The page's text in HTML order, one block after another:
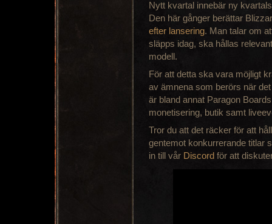
Nytt kvartal innebär ny
Den här gånger berättar
efter lansering. Man talar om
släpps idag, ska hållas
modell.
För att detta ska vara möjligt
av ämnena som berörs när
är bland annat Paragon
monetisering, butik samt
Tror du att det räcker för att
gentemot konkurrerande titlar
in till vår Discord för att